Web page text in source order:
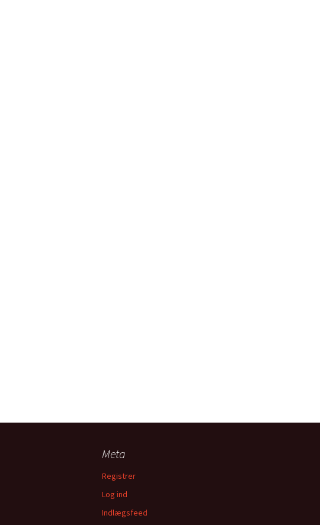
Meta
Registrer
Log ind
Indlægsfeed